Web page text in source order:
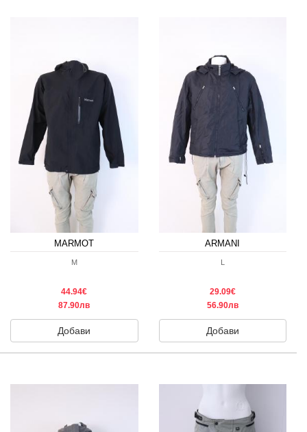
MARMOT
M
44.94€
87.90лв
Добави
ARMANI
L
29.09€
56.90лв
Добави